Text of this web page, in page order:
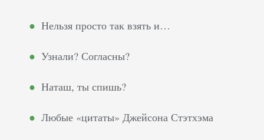
Нельзя просто так взять и…
Узнали? Согласны?
Наташ, ты спишь?
Любые «цитаты» Джейсона Стэтхэма